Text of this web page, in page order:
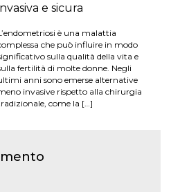
e sicura
è una malattia
che può influire in modo
sulla qualità della vita e
fertilità di molte donne. Negli
anni sono emerse alternative
invasive rispetto alla chirurgia
come la […]